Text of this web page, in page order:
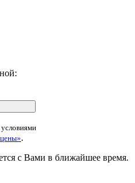
.
с Вами в ближайшее время.